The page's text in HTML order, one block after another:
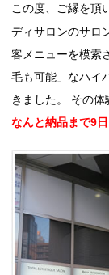
この度、ご縁を頂
ディサロンのサロ
客メニューを模索
毛も可能」なハイ
きました。 その体
なんと納品まで9